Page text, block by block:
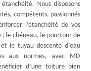
Nous disposons
compétents, passionnés
l’étanchéité de vos
le chéneau, le pourtour de
le tuyau descente d’eau
aux normes, avec MD
d’une toiture bien